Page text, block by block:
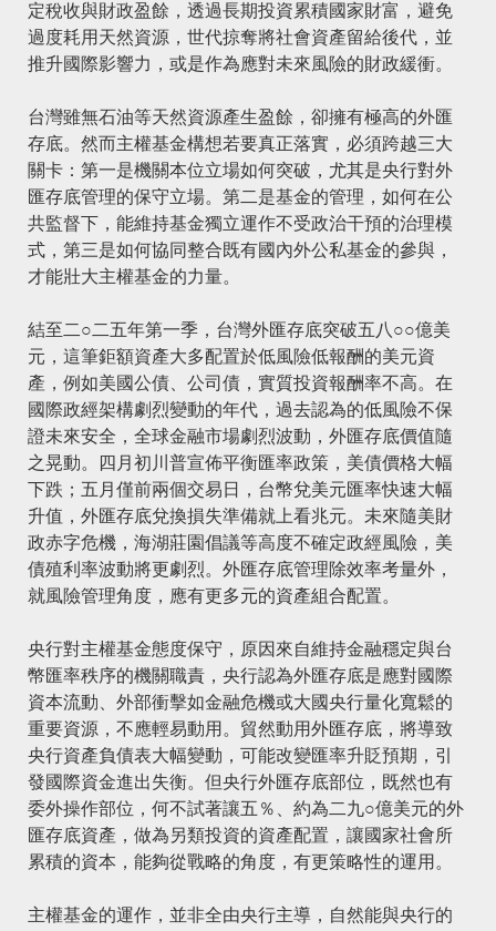
定稅收與財政盈餘，透過長期投資累積國家財富，避免
過度耗用天然資源，世代掠奪將社會資產留給後代，並
推升國際影響力，或是作為應對未來風險的財政緩衝。
台灣雖無石油等天然資源產生盈餘，卻擁有極高的外匯
存底。然而主權基金構想若要真正落實，必須跨越三大
關卡：第一是機關本位立場如何突破，尤其是央行對外
匯存底管理的保守立場。第二是基金的管理，如何在公
共監督下，能維持基金獨立運作不受政治干預的治理模
式，第三是如何協同整合既有國內外公私基金的參與，
才能壯大主權基金的力量。
結至二○二五年第一季，台灣外匯存底突破五八○○億美
元，這筆鉅額資產大多配置於低風險低報酬的美元資
產，例如美國公債、公司債，實質投資報酬率不高。在
國際政經架構劇烈變動的年代，過去認為的低風險不保
證未來安全，全球金融市場劇烈波動，外匯存底價值隨
之晃動。四月初川普宣佈平衡匯率政策，美債價格大幅
下跌；五月僅前兩個交易日，台幣兌美元匯率快速大幅
升值，外匯存底兌換損失準備就上看兆元。未來隨美財
政赤字危機，海湖莊園倡議等高度不確定政經風險，美
債殖利率波動將更劇烈。外匯存底管理除效率考量外，
就風險管理角度，應有更多元的資產組合配置。
央行對主權基金態度保守，原因來自維持金融穩定與台
幣匯率秩序的機關職責，央行認為外匯存底是應對國際
資本流動、外部衝擊如金融危機或大國央行量化寬鬆的
重要資源，不應輕易動用。貿然動用外匯存底，將導致
央行資產負債表大幅變動，可能改變匯率升貶預期，引
發國際資金進出失衡。但央行外匯存底部位，既然也有
委外操作部位，何不試著讓五％、約為二九○億美元的外
匯存底資產，做為另類投資的資產配置，讓國家社會所
累積的資本，能夠從戰略的角度，有更策略性的運用。
主權基金的運作，並非全由央行主導，自然能與央行的